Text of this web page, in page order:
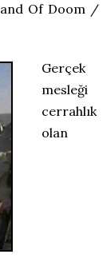
Of Doom /
Gerçek
mesleği
cerrahlık
olan